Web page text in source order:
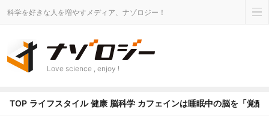
科学を好きな人を増やすメディア、ナゾロジー！
Love science , enjoy !
TOP ライフスタイル 健康 脳科学 カフェインは睡眠中の脳を「覚醒